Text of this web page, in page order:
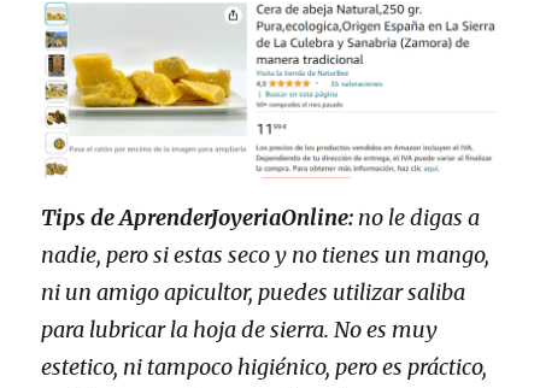
Tips de AprenderJoyeriaOnline: no le digas a
nadie, pero si estas seco y no tienes un mango,
ni un amigo apicultor, puedes utilizar saliba
para lubricar la hoja de sierra. No es muy
estetico, ni tampoco higiénico, pero es práctico,